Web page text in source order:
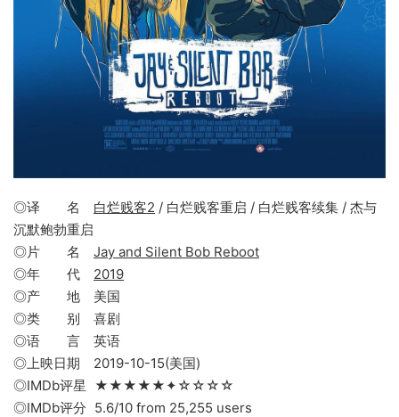
◎译 名 白烂贱客2 / 白烂贱客重启 / 白烂贱客续集 / 杰与
沉默鲍勃重启
◎片 名 Jay and Silent Bob Reboot
◎年 代 2019
◎产 地 美国
◎类 别 喜剧
◎语 言 英语
◎上映日期 2019-10-15(美国)
◎IMDb评星 ★★★★★✦☆☆☆☆
◎IMDb评分 5.6/10 from 25,255 users